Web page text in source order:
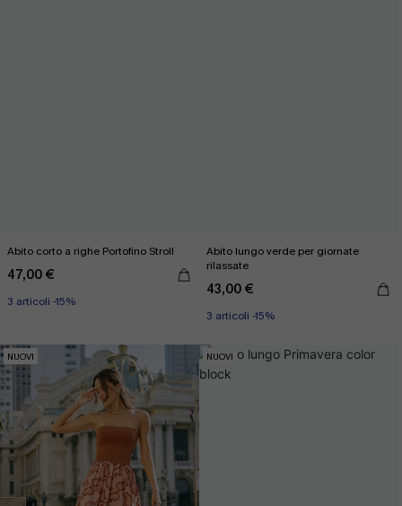
Abito corto a righe Portofino Stroll
47,00 €
3 articoli -15%
Abito lungo verde per giornate
rilassate
43,00 €
3 articoli -15%
NUOVI NUOVI